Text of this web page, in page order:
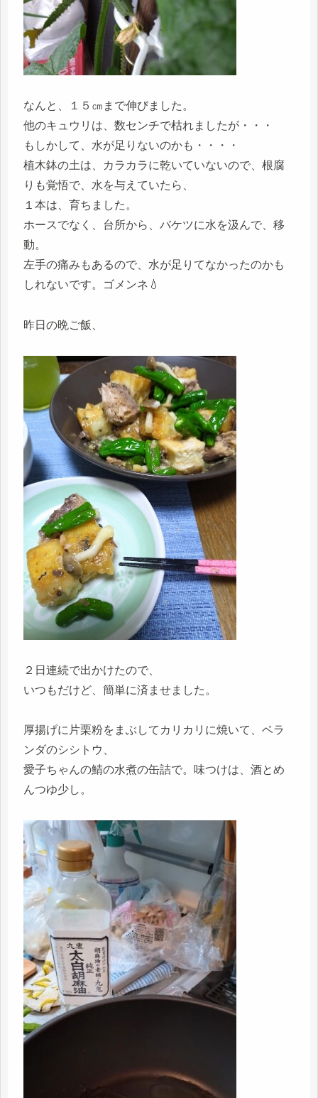
なんと、１５㎝まで伸びました。
他のキュウリは、数センチで枯れましたが・・・
もしかして、水が足りないのかも・・・・
植木鉢の土は、カラカラに乾いていないので、根腐
りも覚悟で、水を与えていたら、
１本は、育ちました。
ホースでなく、台所から、バケツに水を汲んで、移
動。
左手の痛みもあるので、水が足りてなかったのかも
しれないです。ゴメンネ💧
昨日の晩ご飯、
２日連続で出かけたので、
いつもだけど、簡単に済ませました。
厚揚げに片栗粉をまぶしてカリカリに焼いて、ベラ
ンダのシシトウ、
愛子ちゃんの鯖の水煮の缶詰で。味つけは、酒とめ
んつゆ少し。